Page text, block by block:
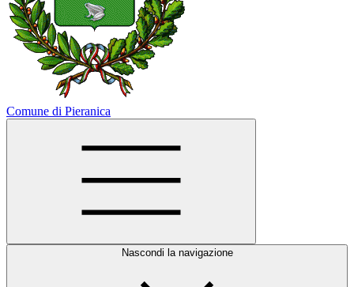
Comune di Pieranica
Nascondi la navigazione